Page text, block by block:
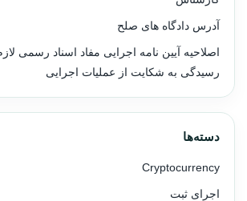
آدرس دادگاه های صلح
اصلاحیه آیین نامه اجرایی مفاد اسناد رسمی
رسیدگی به شکایت از عملیات اجرایی
دسته‌ها
Cryptocurrency
اجرای ثبت